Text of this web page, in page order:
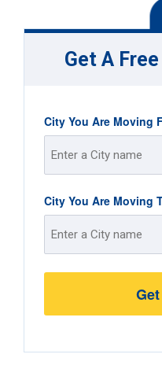
Get A
City You Are Moving
Street
Address
City You Are Moving
Street